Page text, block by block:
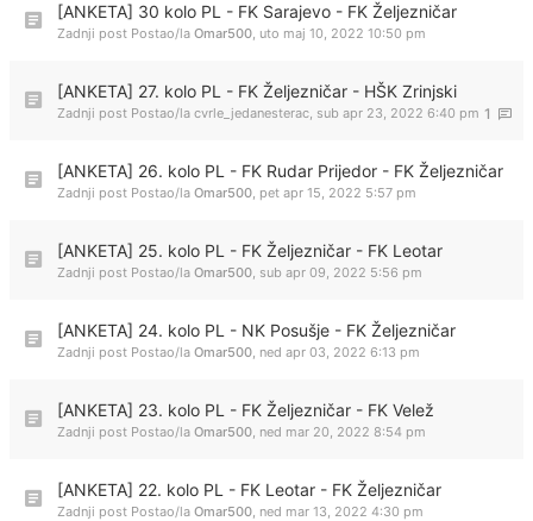
[ANKETA] 30 kolo PL - FK Sarajevo - FK Željezničar
Zadnji post Postao/la Omar500, uto maj 10, 2022 10:50 pm
[ANKETA] 27. kolo PL - FK Željezničar - HŠK Zrinjski
1
Zadnji post Postao/la cvrle_jedanesterac, sub apr 23, 2022 6:40 pm
[ANKETA] 26. kolo PL - FK Rudar Prijedor - FK Željezničar
Zadnji post Postao/la Omar500, pet apr 15, 2022 5:57 pm
[ANKETA] 25. kolo PL - FK Željezničar - FK Leotar
Zadnji post Postao/la Omar500, sub apr 09, 2022 5:56 pm
[ANKETA] 24. kolo PL - NK Posušje - FK Željezničar
Zadnji post Postao/la Omar500, ned apr 03, 2022 6:13 pm
[ANKETA] 23. kolo PL - FK Željezničar - FK Velež
Zadnji post Postao/la Omar500, ned mar 20, 2022 8:54 pm
[ANKETA] 22. kolo PL - FK Leotar - FK Željezničar
Zadnji post Postao/la Omar500, ned mar 13, 2022 4:30 pm